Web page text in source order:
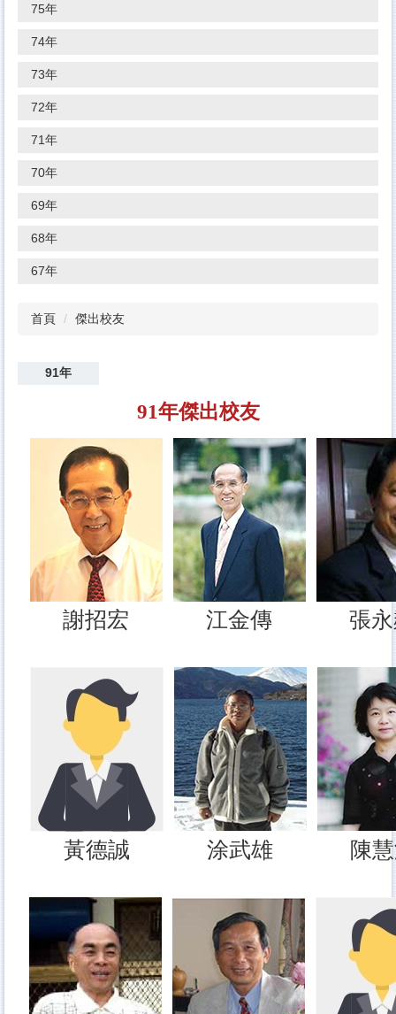
75年
74年
73年
72年
71年
70年
69年
68年
67年
首頁 傑出校友
91年
91年傑出校友
謝招宏 江金傳 張
黃德誠 涂武雄 陳